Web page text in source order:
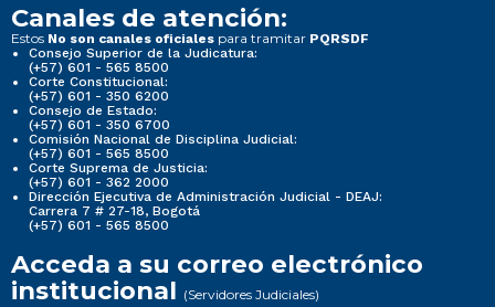
Canales de atención:
Estos No son canales oficiales para tramitar PQRSDF
Consejo Superior de la Judicatura:
(+57) 601 - 565 8500
Corte Constitucional:
(+57) 601 - 350 6200
Consejo de Estado:
(+57) 601 - 350 6700
Comisión Nacional de Disciplina Judicial:
(+57) 601 - 565 8500
Corte Suprema de Justicia:
(+57) 601 - 362 2000
Dirección Ejecutiva de Administración Judicial - DEAJ:
Carrera 7 # 27-18, Bogotá
(+57) 601 - 565 8500
Acceda a su correo electrónico
institucional (Servidores Judiciales)